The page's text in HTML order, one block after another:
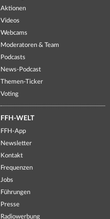
Aktionen
Videos
Webcams
Moderatoren & Team
Podcasts
News-Podcast
Themen-Ticker
Voting
FFH-WELT
FFH-App
Newsletter
Kontakt
Frequenzen
Jobs
Führungen
Presse
Radiowerbung